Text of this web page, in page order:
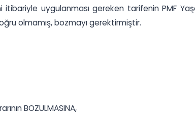
itibariyle uygulanması gereken tarifenin PMF
olmamış, bozmayı gerektirmiştir.
BOZULMASINA,